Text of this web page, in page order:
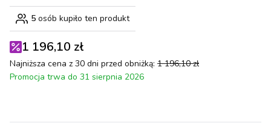
5 osób kupiło ten produkt
1 196,10 zł
Najniższa cena z 30 dni przed obniżką: 1 196,10 zł
Promocja trwa do 31 sierpnia 2026